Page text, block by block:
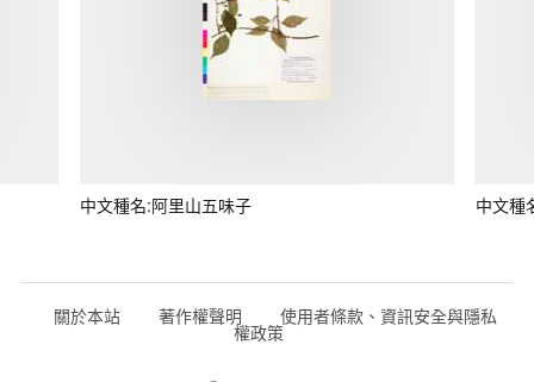
中文種名:阿里山五味子 中文種
關於本站 著作權聲明 使用者條款、資訊安全與隱私
權政策